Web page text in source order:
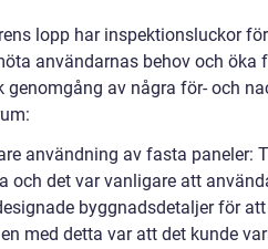
lopp har inspektionsluckor
användarnas behov och öka
genomgång av några för- och
användning av fasta paneler:
och det var vanligare att
byggnadsdetaljer för
med detta var att det kunde